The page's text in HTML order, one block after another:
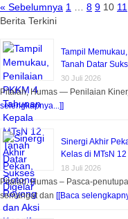
« Sebelumnya 1 8 9 10 11
Berita Terkini
Tampil
Tanah Datar
30 Juli 2026
Pitalah, Humas — Penilaian
selengkapnya...]]
Sinergi Akhir
Kelas di MTsN
18 Juli 2026
Pitalah, Humas – Pasca-
semangat dan [[Baca